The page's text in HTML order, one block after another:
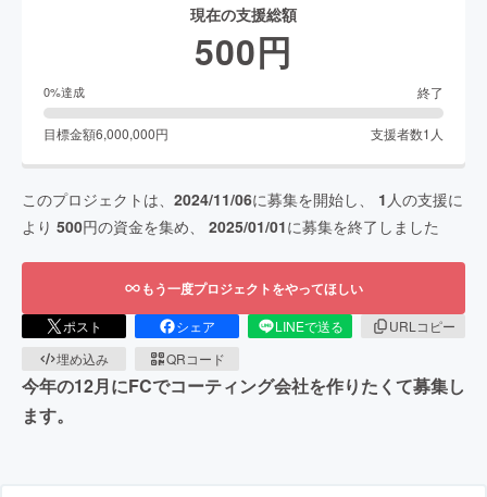
現在の支援総額
500円
0%達成 終了
目標金額6,000,000円 支援者数1 人
このプロジェクトは、 2024/11/06に募集を開始し、 1 人の支援に
より 500円の資金を集め、 2025/01/01に募集を終了しました
もう一度プロジェクトをやってほしい
ポスト シェア LINEで送る
URLコピー
埋め込み
QRコード
今年の12月にFCでコーティング会社を作りたくて募集し
ます。